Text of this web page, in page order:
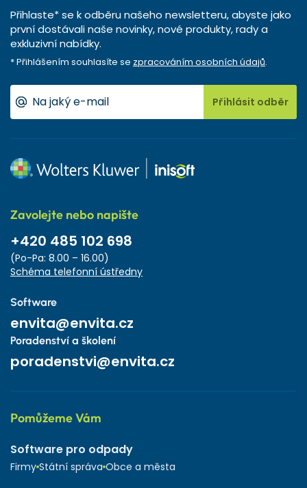
Přihlaste* se k odběru našeho newsletteru, abyste jako
první dostávali naše novinky, nové produkty, rady a
exkluzivní nabídky.
* Přihlášením souhlasíte se zpracováním osobních údajů.
Přihlásit odběr
Zavolejte nebo napište
+420 485 102 698
(Po-Pa: 8.00 – 16.00)
Schéma telefonní ústředny
Software
envita@envita.cz
Poradenství a školení
poradenstvi@envita.cz
Pomůžeme Vám
Software pro odpady
Firmy Státní správa Obce a města